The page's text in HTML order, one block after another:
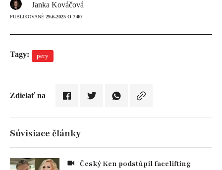
Janka Kováčová
PUBLIKOVANÉ 29.6.2025 O 7:00
Tagy: pery
Zdielať na
Súvisiace články